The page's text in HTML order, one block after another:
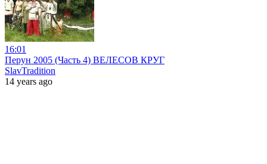
16:01
Перун 2005 (Часть 4) ВЕЛЕСОВ КРУГ
SlavTradition
14 years ago